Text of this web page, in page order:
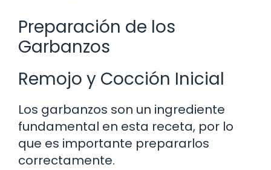
Preparación de los
Garbanzos
Remojo y Cocción Inicial
Los garbanzos son un ingrediente
fundamental en esta receta, por lo
que es importante prepararlos
correctamente.